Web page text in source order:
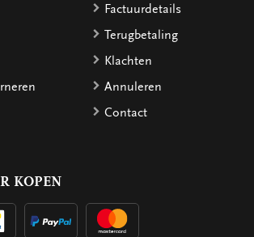
Factuurdetails
Terugbetaling
Klachten
Annuleren
Contact
KOPEN